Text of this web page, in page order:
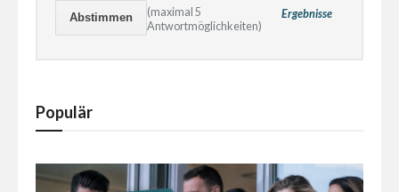
Ergebnisse
(maximal 5
Antwortmöglichkeiten)
Populär